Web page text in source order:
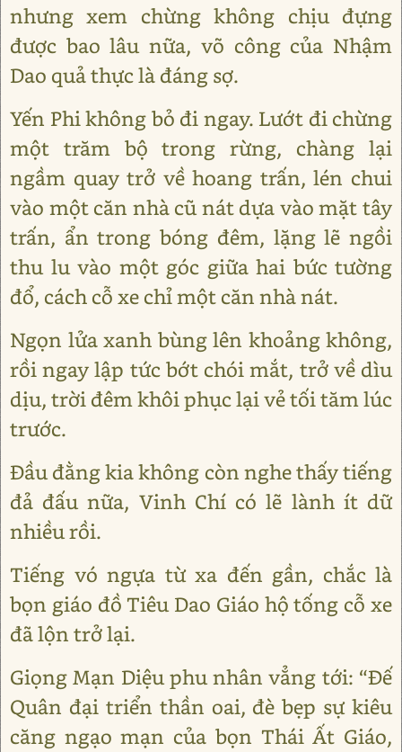
nhưng xem chừng không chịu đựng
được bao lâu nữa, võ công của Nhậm
Dao quả thực là đáng sợ.
Yến Phi không bỏ đi ngay. Lướt đi chừng
một trăm bộ trong rừng, chàng lại
ngầm quay trở về hoang trấn, lén chui
vào một căn nhà cũ nát dựa vào mặt tây
trấn, ẩn trong bóng đêm, lặng lẽ ngồi
thu lu vào một góc giữa hai bức tường
đổ, cách cỗ xe chỉ một căn nhà nát.
Ngọn lửa xanh bùng lên khoảng không,
rồi ngay lập tức bớt chói mắt, trở về dìu
dịu, trời đêm khôi phục lại vẻ tối tăm lúc
trước.
Đầu đằng kia không còn nghe thấy tiếng
đả đấu nữa, Vinh Chí có lẽ lành ít dữ
nhiều rồi.
Tiếng vó ngựa từ xa đến gần, chắc là
bọn giáo đồ Tiêu Dao Giáo hộ tống cỗ xe
đã lộn trở lại.
Giọng Mạn Diệu phu nhân vẳng tới: “Đế
Quân đại triển thần oai, đè bẹp sự kiêu
căng ngạo mạn của bọn Thái Ất Giáo,